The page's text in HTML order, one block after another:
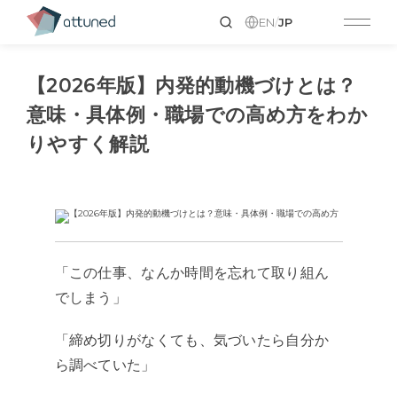
EN/JP
【2026年版】内発的動機づけとは？
意味・具体例・職場での高め方をわか
りやすく解説
「この仕事、なんか時間を忘れて取り組ん
でしまう」
「締め切りがなくても、気づいたら自分か
ら調べていた」